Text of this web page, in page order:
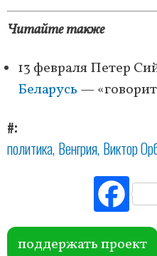
Читайте также
13 февраля Петер
Беларусь —
#
политика Венгрия Виктор
ok
поддержать проект